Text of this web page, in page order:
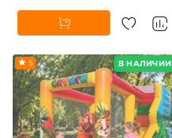
В НАЛИЧИИ
5